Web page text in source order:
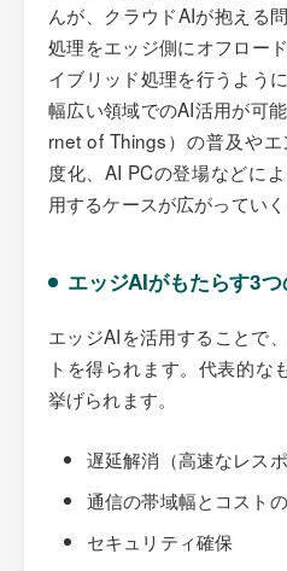
んが、クラウドAIが抱える
処理をエッジ側にオフロー
イブリッド処理を行うよう
幅広い領域でのAI活用が可
rnet of Things）の普及や
度化、AI PCの登場などに
用するケースが広がってい
エッジAIがもたらす3つ
エッジAIを活用することで
トを得られます。代表的な
挙げられます。
遅延解消（高速なレスポ
通信の帯域幅とコスト
セキュリティ確保